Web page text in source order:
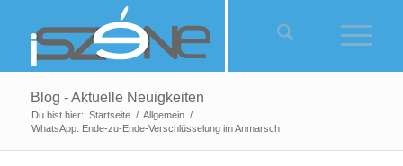
Blog - Aktuelle Neuigkeiten
Du bist hier: Startseite / Allgemein /
WhatsApp: Ende-zu-Ende-Verschlüsselung im Anmarsch